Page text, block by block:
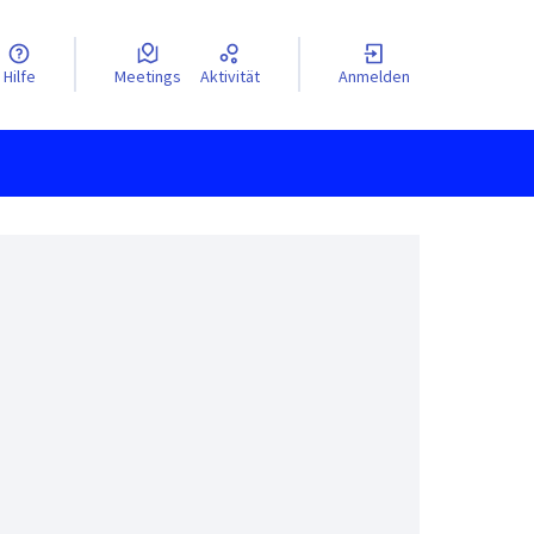
Hilfe Meetings Aktivität Anmelden
einem Screenreader verwendet werden, aber es ist